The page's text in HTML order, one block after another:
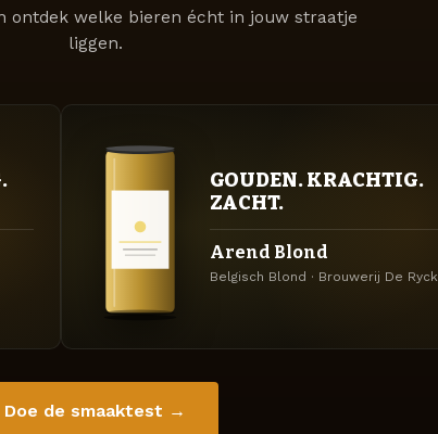
ontdek welke bieren écht in jouw straatje
liggen.
GOUDEN. KRACHTIG.
ZACHT.
Arend Blond
Belgisch Blond · Brouwerij De Ryck
Doe de smaaktest →